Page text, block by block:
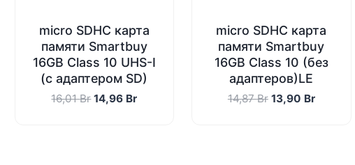
micro SDHC карта
памяти Smartbuy
16GB Сlass 10 UHS-I
(с адаптером SD)
16,01BrПервоначальная
14,96 BrТекущая
micro SDHC карта
памяти Smartbuy
16GB Сlass 10 (без
адаптеров)LE
14,87Br Первоначальная
13,90 BrТекущая